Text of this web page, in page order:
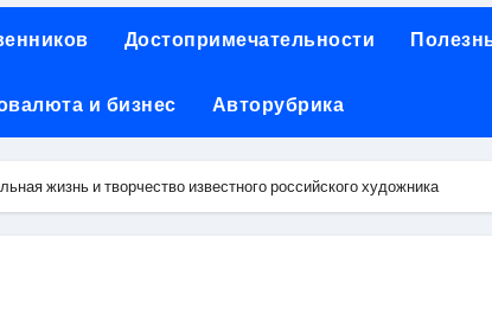
чемоданов разных производителей:
за 5 минут без верификации и банков с
и офисы продаж: контакты, адреса и режим
Достопримечательности
и бизнес Авторубрика
жизнь и творчество известного российского художника